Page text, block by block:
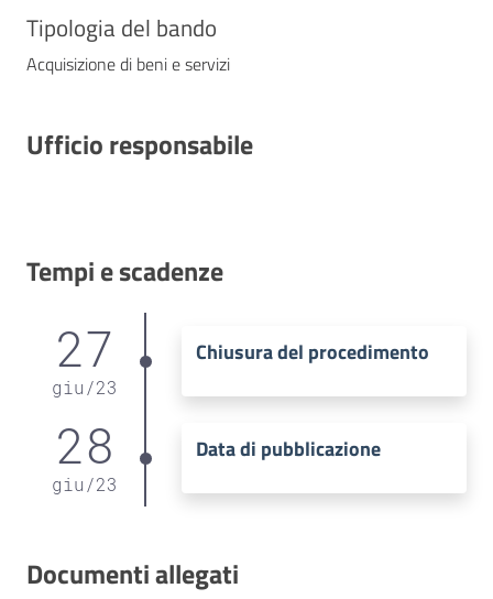
Tipologia del bando
Acquisizione di beni e servizi
Ufficio responsabile
Tempi e scadenze
27
giu /23
Chiusura del procedimento
28
giu /23
Data di pubblicazione
Documenti allegati